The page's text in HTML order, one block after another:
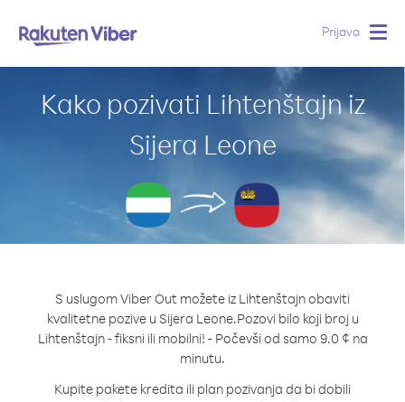
Prijava
Kako pozivati Lihtenštajn iz
Sijera Leone
S uslugom Viber Out možete iz Lihtenštajn obaviti
kvalitetne pozive u Sijera Leone.Pozovi bilo koji broj u
Lihtenštajn - fiksni ili mobilni! - Počevši od samo 9.0 ¢ na
minutu.
Kupite pakete kredita ili plan pozivanja da bi dobili